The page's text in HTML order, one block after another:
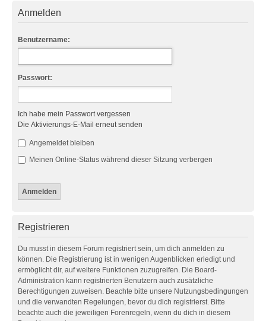
Anmelden
Benutzername:
Passwort:
Ich habe mein Passwort vergessen
Die Aktivierungs-E-Mail erneut senden
Angemeldet bleiben
Meinen Online-Status während dieser Sitzung verbergen
Registrieren
Du musst in diesem Forum registriert sein, um dich anmelden zu
können. Die Registrierung ist in wenigen Augenblicken erledigt und
ermöglicht dir, auf weitere Funktionen zuzugreifen. Die Board-
Administration kann registrierten Benutzern auch zusätzliche
Berechtigungen zuweisen. Beachte bitte unsere Nutzungsbedingungen
und die verwandten Regelungen, bevor du dich registrierst. Bitte
beachte auch die jeweiligen Forenregeln, wenn du dich in diesem